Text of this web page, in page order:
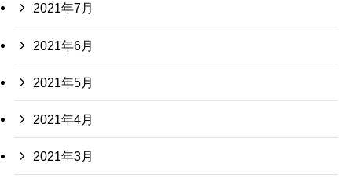
2021年7月
2021年6月
2021年5月
2021年4月
2021年3月